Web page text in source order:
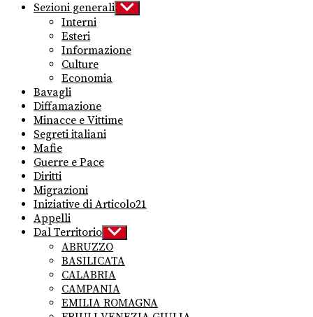
Sezioni generali Show
sub
Interni
Esteri
Informazione
Culture
Economia
Bavagli
Diffamazione
Minacce e Vittime
Segreti italiani
Mafie
Guerre e Pace
Diritti
Migrazioni
Iniziative di Articolo21
Appelli
Dal Territorio Show
sub
menu
ABRUZZO
BASILICATA
CALABRIA
CAMPANIA
EMILIA ROMAGNA